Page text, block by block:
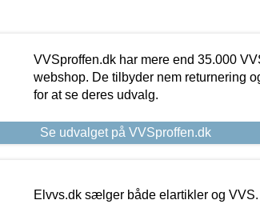
VVSproffen.dk har mere end 35.000
webshop. De tilbyder nem returnering
for at se deres udvalg.
Se udvalget på VVSproffen.dk
Elvvs.dk sælger både elartikler og